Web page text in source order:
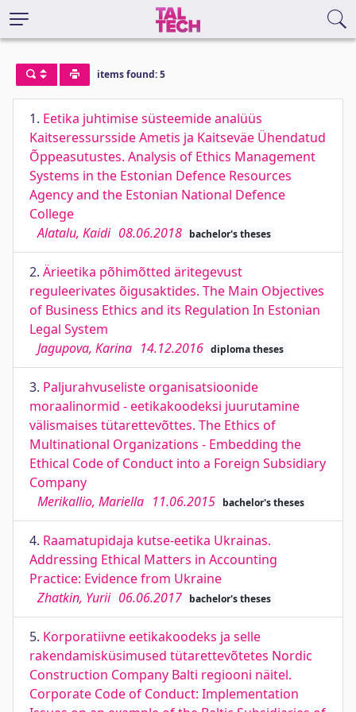
items found: 5
1. Eetika juhtimise süsteemide analüüs
Kaitseressursside Ametis ja Kaitseväe Ühendatud
Õppeasutustes. Analysis of Ethics Management
Systems in the Estonian Defence Resources
Agency and the Estonian National Defence
College
Alatalu, Kaidi 08.06.2018 bachelor's theses
2. Ärieetika põhimõtted äritegevust
reguleerivates õigusaktides. The Main Objectives
of Business Ethics and its Regulation In Estonian
Legal System
Jagupova, Karina 14.12.2016 diploma theses
3. Paljurahvuseliste organisatsioonide
moraalinormid - eetikakoodeksi juurutamine
välismaises tütarettevõttes. The Ethics of
Multinational Organizations - Embedding the
Ethical Code of Conduct into a Foreign Subsidiary
Company
Merikallio, Mariella 11.06.2015 bachelor's theses
4. Raamatupidaja kutse-eetika Ukrainas.
Addressing Ethical Matters in Accounting
Practice: Evidence from Ukraine
Zhatkin, Yurii 06.06.2017 bachelor's theses
5. Korporatiivne eetikakoodeks ja selle
rakendamisküsimused tütarettevõtetes Nordic
Construction Company Balti regiooni näitel.
Corporate Code of Conduct: Implementation